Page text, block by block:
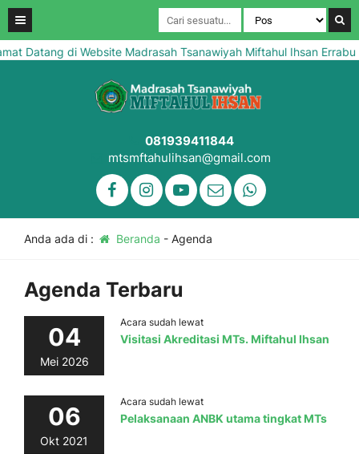
Datang di Website Madrasah Tsanawiyah Miftahul Ihsan Errabu
081939411844
mtsmftahulihsan@gmail.com
Anda ada di : Beranda - Agenda
Agenda Terbaru
04
Mei 2026
Acara sudah lewat
Visitasi Akreditasi MTs. Miftahul Ihsan
06
Okt 2021
Acara sudah lewat
Pelaksanaan ANBK utama tingkat MTs